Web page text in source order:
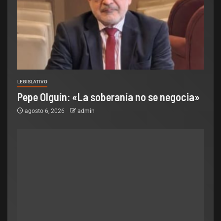
LEGISLATIVO
Pepe Olguín: «La soberanía no se negocia»
agosto 6, 2026 admin